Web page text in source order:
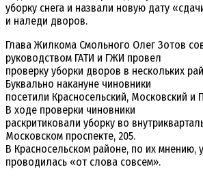
уборку снега и назвали новую дату
и наледи дворов.
Глава Жилкома Смольного Олег Зотов
руководством ГАТИ и ГЖИ провел
проверку уборки дворов в нескольких
Буквально накануне чиновники
посетили Красносельский, Московский и
В ходе проверки чиновники
раскритиковали уборку во
Московском проспекте, 205.
В Красносельском районе, по их мнению,
проводилась «от слова совсем».